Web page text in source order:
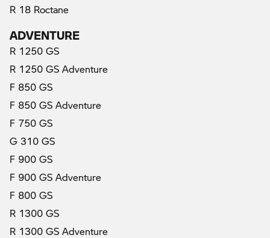
R 18 Roctane
ADVENTURE
R 1250 GS
R 1250 GS Adventure
F 850 GS
F 850 GS Adventure
F 750 GS
G 310 GS
F 900 GS
F 900 GS Adventure
F 800 GS
R 1300 GS
R 1300 GS Adventure